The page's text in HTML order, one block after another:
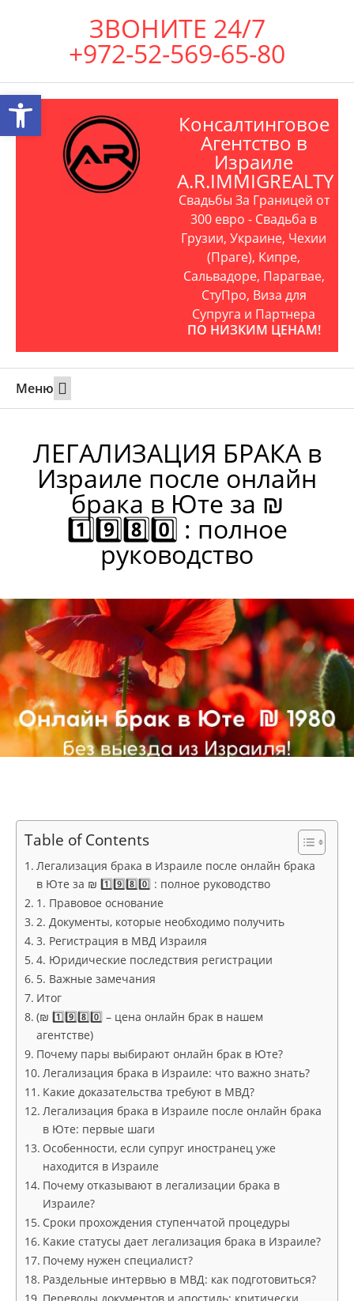
ЗВОНИТЕ 24/7
+972-52-569-65-80
Консалтинговое
Агентство в
Израиле
A.R.IMMIGREALTY
Свадьбы За Границей от
300 евро - Свадьба в
Грузии, Украине, Чехии
(Праге), Кипре,
Сальвадоре, Парагвае,
СтуПро, Виза для
Супруга и Партнера
ПО НИЗКИМ ЦЕНАМ!
Меню
ЛЕГАЛИЗАЦИЯ БРАКА в
Израиле после онлайн
брака в Юте за ₪
1️⃣9️⃣8️⃣0️⃣ : полное
руководство
Table of Contents
Легализация брака в Израиле после онлайн брака
в Юте за ₪ 1️⃣9️⃣8️⃣0️⃣ : полное руководство
1. Правовое основание
2. Документы, которые необходимо получить
3. Регистрация в МВД Израиля
4. Юридические последствия регистрации
5. Важные замечания
Итог
(₪ 1️⃣9️⃣8️⃣0️⃣ – цена онлайн брак в нашем
агентстве)
Почему пары выбирают онлайн брак в Юте?
Легализация брака в Израиле: что важно знать?
Какие доказательства требуют в МВД?
Легализация брака в Израиле после онлайн брака
в Юте: первые шаги
Особенности, если супруг иностранец уже
находится в Израиле
Почему отказывают в легализации брака в
Израиле?
Сроки прохождения ступенчатой процедуры
Какие статусы дает легализация брака в Израиле?
Почему нужен специалист?
Раздельные интервью в МВД: как подготовиться?
Открыть панель инструментов